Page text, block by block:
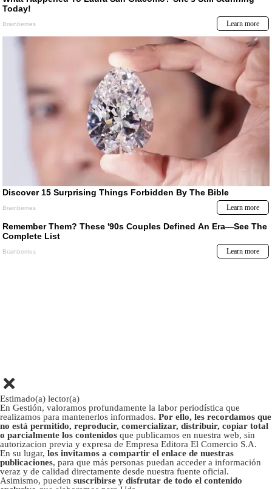
Estimado(a) lector(a)
En Gestión, valoramos profundamente la labor periodística que
realizamos para mantenerlos informados. Por ello, les recordamos que
no está permitido, reproducir, comercializar, distribuir, copiar total
o parcialmente los contenidos que publicamos en nuestra web, sin
autorizacion previa y expresa de Empresa Editora El Comercio S.A.
En su lugar, los invitamos a compartir el enlace de nuestras
publicaciones, para que más personas puedan acceder a información
veraz y de calidad directamente desde nuestra fuente oficial.
Asimismo, pueden suscribirse y disfrutar de todo el contenido